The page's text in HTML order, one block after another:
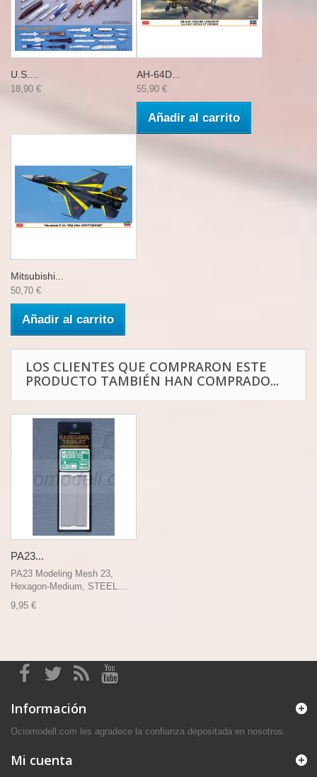
U.S....
18,90 €
AH-64D...
55,90 €
Añadir al carrito
Mitsubishi...
50,70 €
Añadir al carrito
LOS CLIENTES QUE COMPRARON ESTE
PRODUCTO TAMBIÉN HAN COMPRADO...
PA23...
PA23 Modeling Mesh 23,
Hexagon-Medium, STEEL....
9,95 €
Información
Ociomodell.com les agradece la confianza depositada en nosotros.
Mi cuenta